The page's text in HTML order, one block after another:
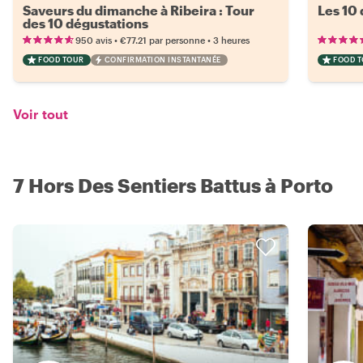
Saveurs du dimanche à Ribeira : Tour
des 10 dégustations
950 avis • €77.21 par personne • 3 heures
FOOD TOUR CONFIRMATION INSTANTANÉE
Les
FOOD
Voir tout
7 Hors Des Sentiers Battus à Porto